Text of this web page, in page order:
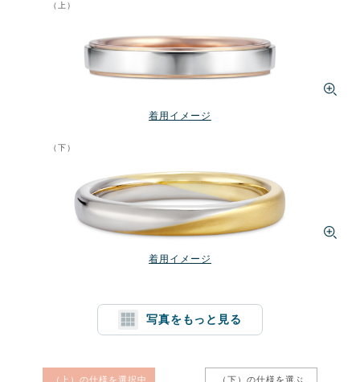
（上）
着用イメージ
（下）
着用イメージ
写真をもっと見る
（上）の仕様を選択中 （下）の仕様を選ぶ
1文字消す リセット